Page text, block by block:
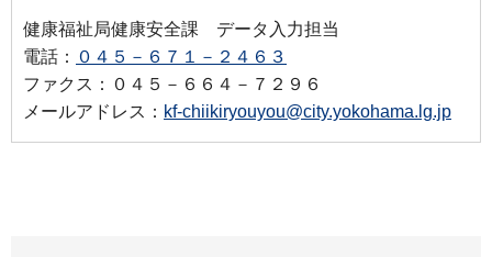
健康福祉局健康安全課 データ入力担当
電話： ０４５－６７１－２４６３
ファクス：０４５－６６４－７２９６
メールアドレス： kf-chiikiryouyou@city.yokohama.lg.jp